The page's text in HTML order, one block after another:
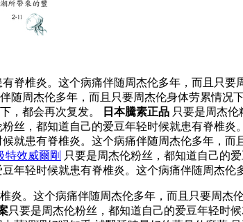
脊椎炎。这个病痛伴随周杰伦多年，而且只
随周杰伦多年，而且只要周杰伦身体劳累情况
，都会再次复发。
日本騰素正品 只要是周杰
丝，都知道自己的爱豆年轻时候就患有脊椎
就患有脊椎炎。这个病痛伴随周杰伦多年，而
特效威爾剛 只要是周杰伦粉丝，都知道自己的
年轻时候就患有脊椎炎。这个病痛伴随周杰伦
炎。这个病痛伴随周杰伦多年，而且只要周杰
只要是周杰伦粉丝，都知道自己的爱豆年轻时